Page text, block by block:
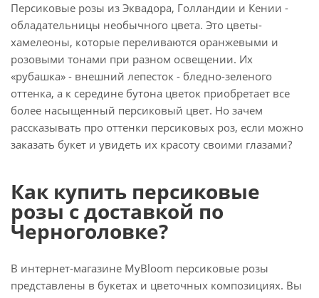
Персиковые розы из Эквадора, Голландии и Кении -
обладательницы необычного цвета. Это цветы-
хамелеоны, которые переливаются оранжевыми и
розовыми тонами при разном освещении. Их
«рубашка» - внешний лепесток - бледно-зеленого
оттенка, а к середине бутона цветок приобретает все
более насыщенный персиковый цвет. Но зачем
рассказывать про оттенки персиковых роз, если можно
заказать букет и увидеть их красоту своими глазами?
Как купить персиковые
розы с доставкой по
Черноголовке?
В интернет-магазине MyBloom персиковые розы
представлены в букетах и цветочных композициях. Вы